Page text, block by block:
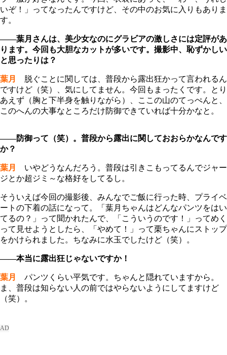
いぞ！」ってなったんですけど、その中のお気に入りもありま
す。
――葉月さんは、美少女なのにグラビアの激しさには定評があ
ります。今回も大胆なカットが多いです。撮影中、恥ずかしい
と思ったりは？
葉月
脱ぐことに関しては、普段から露出狂かって言われるん
ですけど（笑）、気にしてません。今回もまったくです。とり
あえず（胸と下半身を触りながら）、ここの山のてっぺんと、
このへんの大事なところだけ防御できていれば十分かなと。
――防御って（笑）。普段から露出に関しておおらかなんです
か？
葉月
いやどうなんだろう。普段は引きこもってるんでジャー
ジとか超ジミ～な格好をしてるし。
そういえば今回の撮影後、みんなでご飯に行った時、プライベ
ートの下着の話になって。「葉月ちゃんはどんなパンツをはい
てるの？」って聞かれたんで、「こういうのです！」ってめく
って見せようとしたら、「やめて！」って栗ちゃんにストップ
をかけられました。ちなみに水玉でしたけど（笑）。
――本当に露出狂じゃないですか！
葉月
パンツくらい平気です。ちゃんと隠れていますから。
ま、普段は知らない人の前ではやらないようにしてますけど
（笑）。